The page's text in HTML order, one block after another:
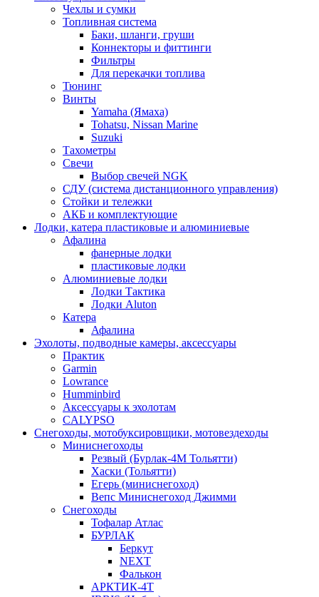
Чехлы и сумки
Топливная система
Баки, шланги, груши
Коннекторы и фиттинги
Фильтры
Для перекачки топлива
Тюнинг
Винты
Yamaha (Ямаха)
Tohatsu, Nissan Marine
Suzuki
Тахометры
Свечи
Выбор свечей NGK
СДУ (система дистанционного управления)
Стойки и тележки
АКБ и комплектующие
Лодки, катера пластиковые и алюминиевые
Афалина
фанерные лодки
пластиковые лодки
Алюминиевые лодки
Лодки Тактика
Лодки Aluton
Катера
Афалина
Эхолоты, подводные камеры, аксессуары
Практик
Garmin
Lowrance
Humminbird
Аксессуары к эхолотам
CALYPSO
Снегоходы, мотобуксировщики, мотовездеходы
Миниснегоходы
Резвый (Бурлак-4М Тольятти)
Хаски (Тольятти)
Егерь (миниснегоход)
Вепс Миниснегоход Джимми
Снегоходы
Тофалар Атлас
БУРЛАК
Беркут
NEXT
Фалькон
АРКТИК-4Т